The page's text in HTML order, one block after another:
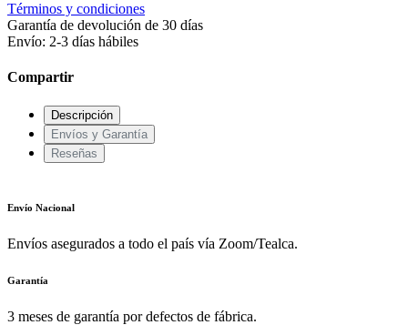
Términos y condiciones
Garantía de devolución de 30 días
Envío: 2-3 días hábiles
Compartir
Descripción
Envíos y Garantía
Reseñas
Envío Nacional
Envíos asegurados a todo el país vía Zoom/Tealca.
Garantía
3 meses de garantía por defectos de fábrica.